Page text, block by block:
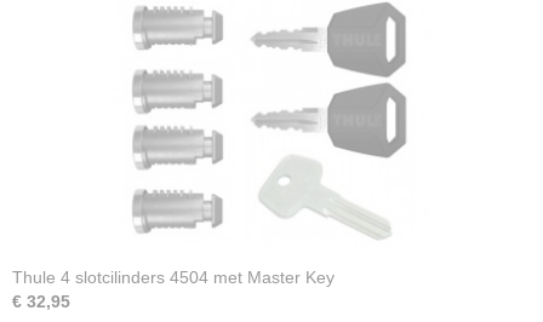
Thule 4 slotcilinders 4504 met Master Key
€ 32,95